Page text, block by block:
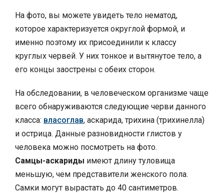
На фото, вы можете увидеть тело нематод,
которое характеризуется округлой формой, и
именно поэтому их присоединили к классу
круглых червей. У них тонкое и вытянутое тело, а
его концы заострены с обеих сторон.
На обследовании, в человеческом организме чаще
всего обнаруживаются следующие черви данного
класса: власоглав, аскарида, трихина (трихинелла)
и острица. Данные разновидности глистов у
человека можно посмотреть на фото.
Самцы-аскариды имеют длину туловища
меньшую, чем представители женского пола.
Самки могут вырастать до 40 сантиметров.